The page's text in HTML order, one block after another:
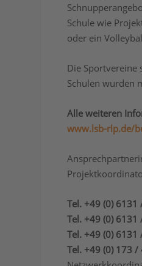
Schule wie
oder ein
Die
Schulen wurden
Alle weiteren
www.lsb-rlp.de/
Tel. +49 (0)
Tel. +49 (0)
Tel. +49 (0)
Tel. +49 (0) 173